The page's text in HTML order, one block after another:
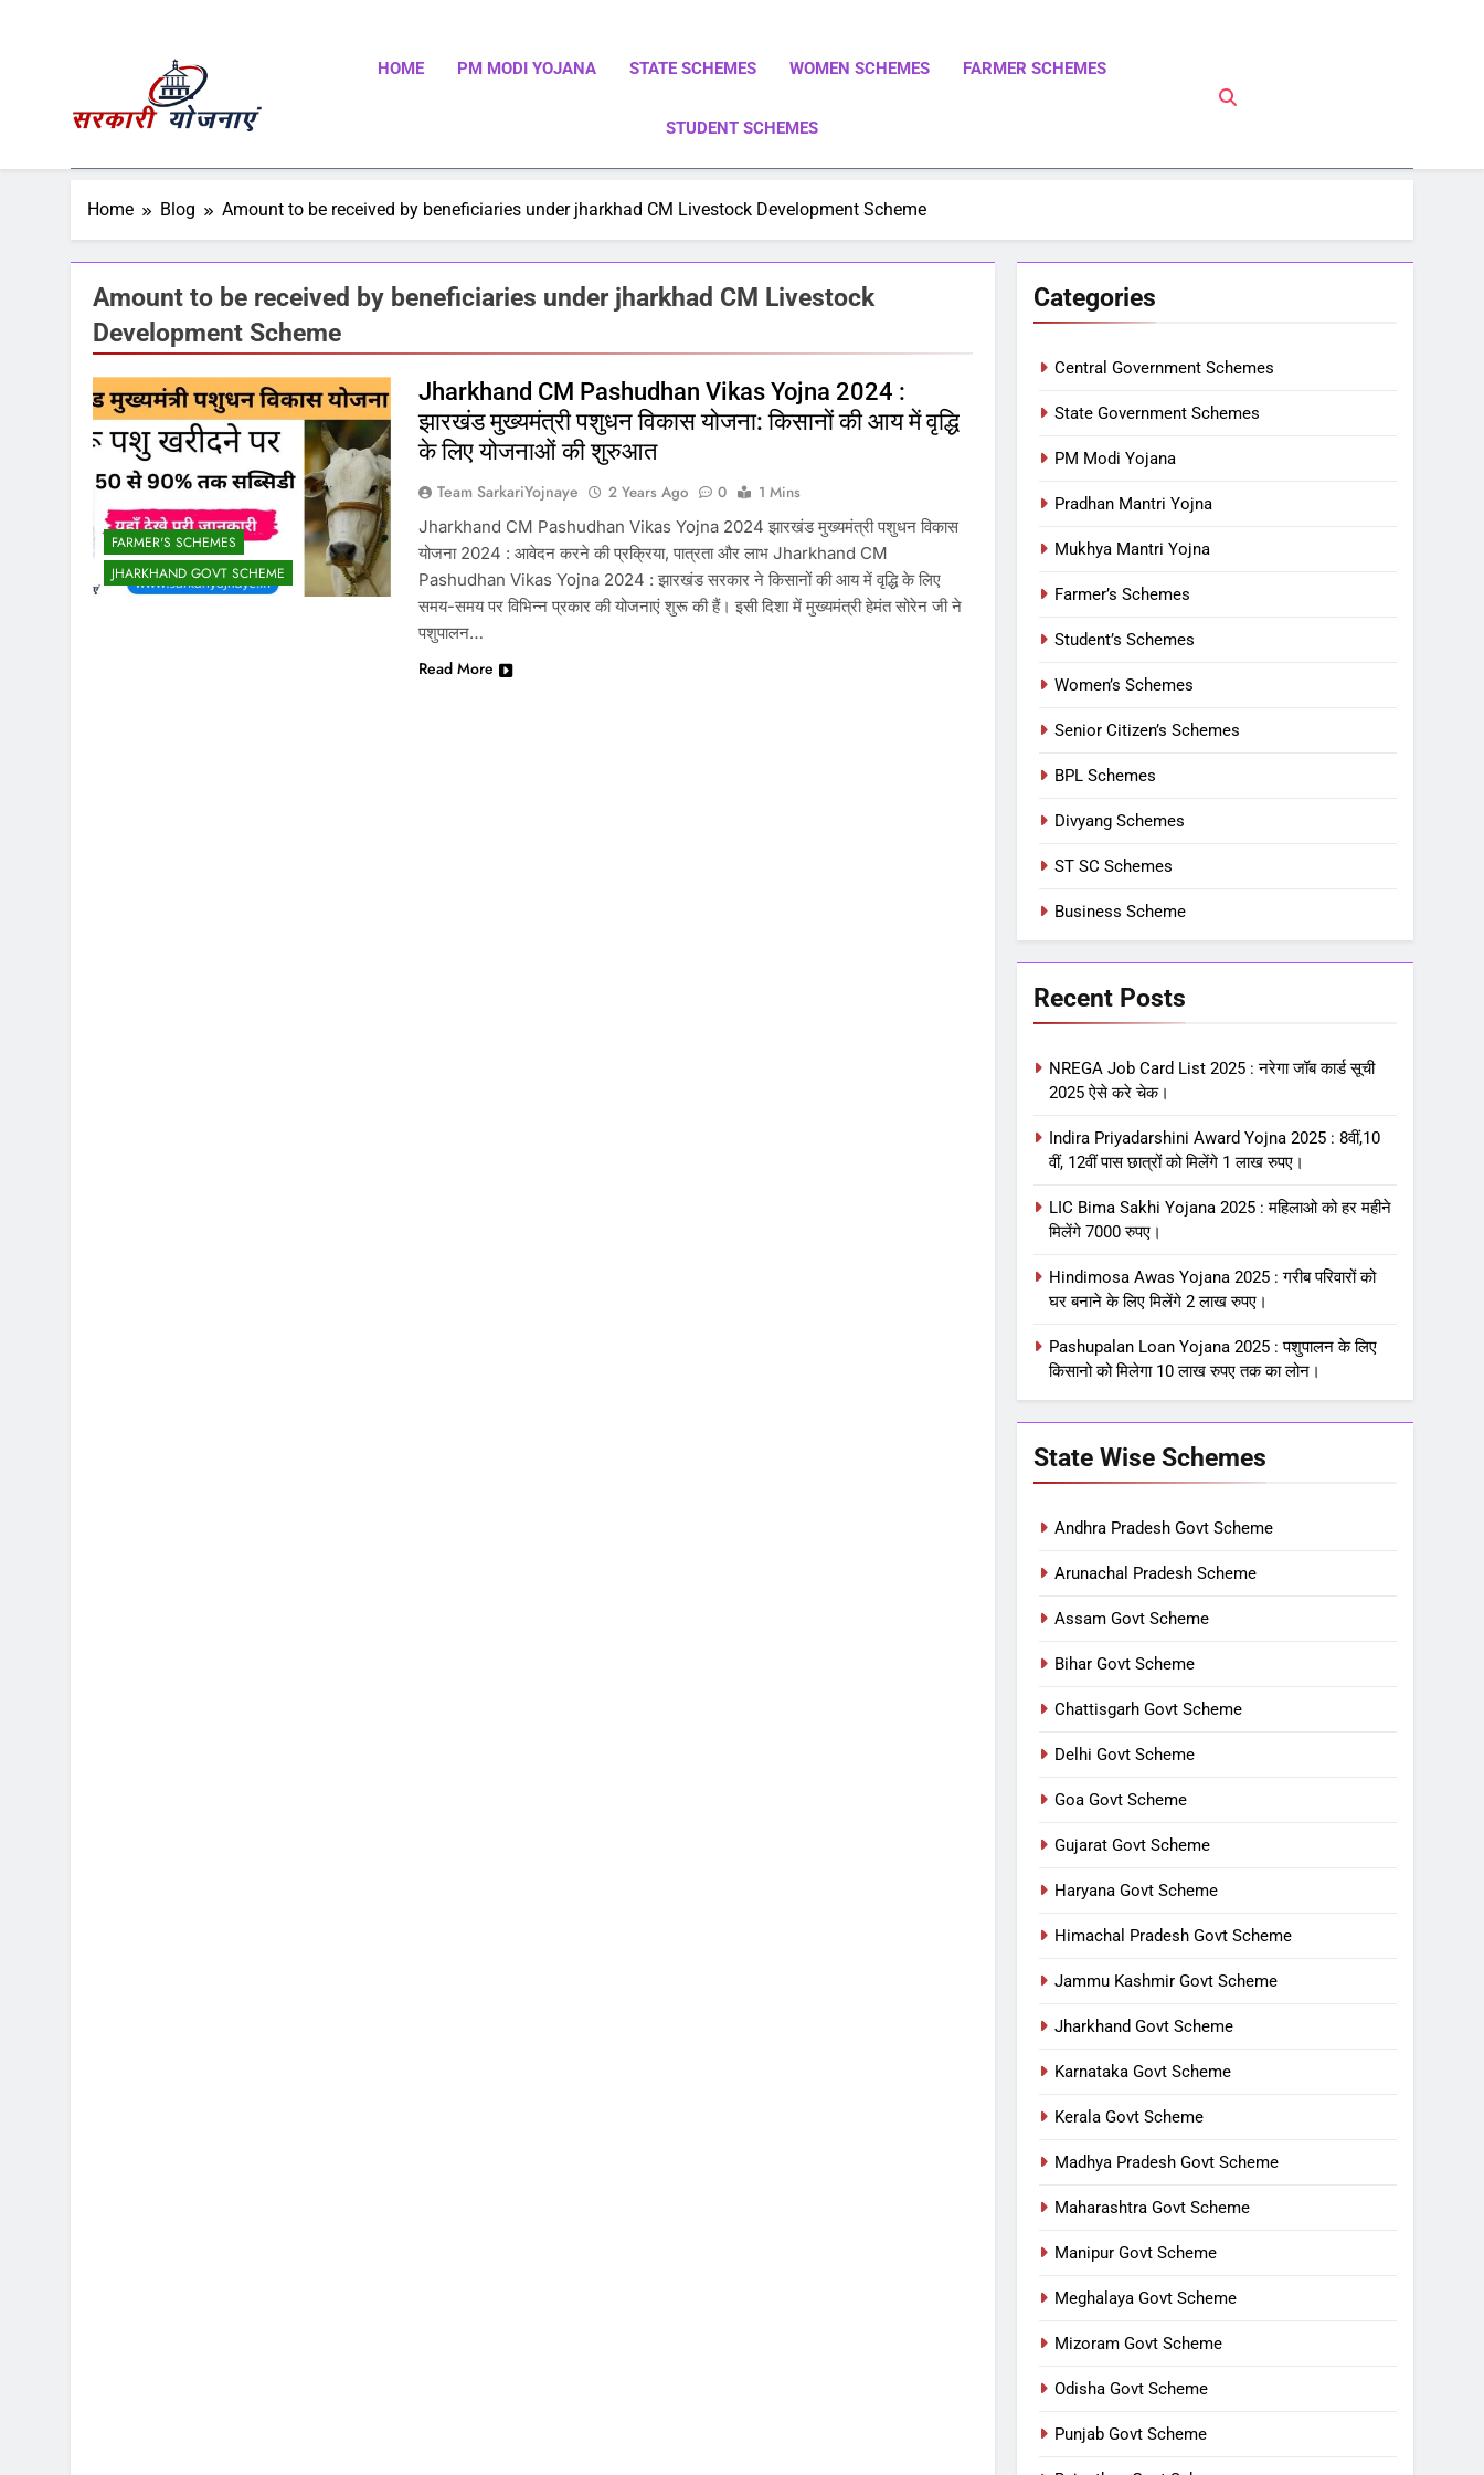
Sarkari Yojnaye
Sarkari Yojnaye | Government Schemes | सरकारी योजनाएं | Central Government Schemes | State Government Schemes | PM Modi Yojna | Pradhanmantri Yojna | PM Modi
HOME PM MODI YOJANA STATE SCHEMES WOMEN SCHEMES FARMER SCHEMES
STUDENT SCHEMES
Home Blog Amount to be received by beneficiaries under jharkhad CM Livestock Development Scheme
Amount to be received by beneficiaries under jharkhad CM Livestock
Development Scheme
FARMER'S SCHEMES
JHARKHAND GOVT SCHEME
Jharkhand CM Pashudhan Vikas Yojna 2024 :
झारखंड मुख्यमंत्री पशुधन विकास योजना: किसानों की आय में वृद्धि
के लिए योजनाओं की शुरुआत
Team SarkariYojnaye 2 Years Ago 0
1 Mins
Jharkhand CM Pashudhan Vikas Yojna 2024 झारखंड मुख्यमंत्री पशुधन विकास
योजना 2024 : आवेदन करने की प्रक्रिया, पात्रता और लाभ Jharkhand CM
Pashudhan Vikas Yojna 2024 : झारखंड सरकार ने किसानों की आय में वृद्धि के लिए
समय-समय पर विभिन्न प्रकार की योजनाएं शुरू की हैं। इसी दिशा में मुख्यमंत्री हेमंत सोरेन जी ने
पशुपालन…
Read More
Categories
Central Government Schemes
State Government Schemes
PM Modi Yojana
Pradhan Mantri Yojna
Mukhya Mantri Yojna
Farmer’s Schemes
Student’s Schemes
Women’s Schemes
Senior Citizen’s Schemes
BPL Schemes
Divyang Schemes
ST SC Schemes
Business Scheme
Recent Posts
NREGA Job Card List 2025 : नरेगा जॉब कार्ड सूची
2025 ऐसे करे चेक।
Indira Priyadarshini Award Yojna 2025 : 8वीं,10
वीं, 12वीं पास छात्रों को मिलेंगे 1 लाख रुपए।
LIC Bima Sakhi Yojana 2025 : महिलाओ को हर महीने
मिलेंगे 7000 रुपए।
Hindimosa Awas Yojana 2025 : गरीब परिवारों को
घर बनाने के लिए मिलेंगे 2 लाख रुपए।
Pashupalan Loan Yojana 2025 : पशुपालन के लिए
किसानो को मिलेगा 10 लाख रुपए तक का लोन।
State Wise Schemes
Andhra Pradesh Govt Scheme
Arunachal Pradesh Scheme
Assam Govt Scheme
Bihar Govt Scheme
Chattisgarh Govt Scheme
Delhi Govt Scheme
Goa Govt Scheme
Gujarat Govt Scheme
Haryana Govt Scheme
Himachal Pradesh Govt Scheme
Jammu Kashmir Govt Scheme
Jharkhand Govt Scheme
Karnataka Govt Scheme
Kerala Govt Scheme
Madhya Pradesh Govt Scheme
Maharashtra Govt Scheme
Manipur Govt Scheme
Meghalaya Govt Scheme
Mizoram Govt Scheme
Odisha Govt Scheme
Punjab Govt Scheme